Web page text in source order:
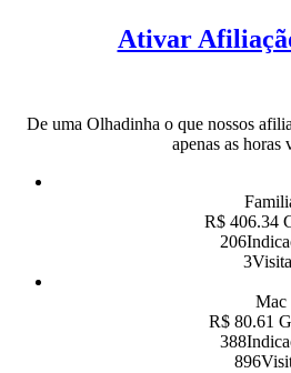
Ativar
De uma Olhadinha o que nossos
apenas as horas
R$ 406.34
Mac
R$ 80.61